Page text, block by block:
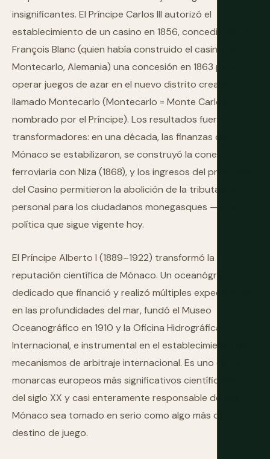
insignificantes. El Príncipe Carlos III autorizó el
establecimiento de un casino en 1856, concediendo a
François Blanc (quien había construido el casino de
Montecarlo, Alemania) una concesión en 1863 para
operar juegos de azar en el nuevo distrito creado
llamado Montecarlo (Montecarlo = Monte Carlos,
nombrado por el Príncipe). Los resultados fueron
transformadores: en una década, las finanzas de
Mónaco se estabilizaron, se construyó la conexión
ferroviaria con Niza (1868), y los ingresos del principado
del Casino permitieron la abolición de la tributación
personal para los ciudadanos monegasques — una
política que sigue vigente hoy.
El Príncipe Alberto I (1889–1922) transformó la
reputación científica de Mónaco. Un oceanógrafo
dedicado que financió y realizó múltiples expediciones
en las profundidades del mar, fundó el Museo
Oceanográfico en 1910 y la Oficina Hidrográfica
Internacional, e instrumental en el establecimiento de
mecanismos de arbitraje internacional. Es uno de los
monarcas europeos más significativos científicamente
del siglo XX y casi enteramente responsable de que
Mónaco sea tomado en serio como algo más que un
destino de juego.